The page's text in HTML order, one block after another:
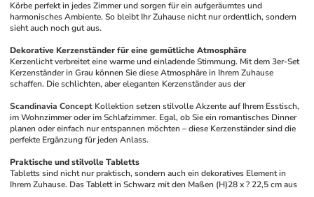
Körbe perfekt in jedes Zimmer und sorgen für ein aufgeräumtes und
harmonisches Ambiente. So bleibt Ihr Zuhause nicht nur ordentlich, sondern
sieht auch noch gut aus.
Dekorative Kerzenständer für eine gemütliche Atmosphäre
Kerzenlicht verbreitet eine warme und einladende Stimmung. Mit dem 3er-Set
Kerzenständer in Grau können Sie diese Atmosphäre in Ihrem Zuhause
schaffen. Die schlichten, aber eleganten Kerzenständer aus der
Scandinavia Concept Kollektion setzen stilvolle Akzente auf Ihrem Esstisch,
im Wohnzimmer oder im Schlafzimmer. Egal, ob Sie ein romantisches Dinner
planen oder einfach nur entspannen möchten – diese Kerzenständer sind die
perfekte Ergänzung für jeden Anlass.
Praktische und stilvolle Tabletts
Tabletts sind nicht nur praktisch, sondern auch ein dekoratives Element in
Ihrem Zuhause. Das Tablett in Schwarz mit den Maßen (H)28 x ? 22,5 cm aus